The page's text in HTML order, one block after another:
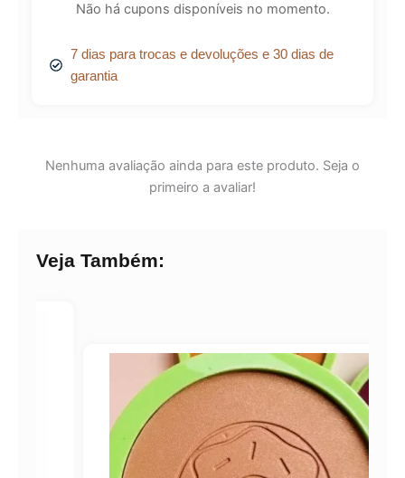
Não há cupons disponíveis no momento.
7 dias para trocas e devoluções e 30 dias de
garantia
Nenhuma avaliação ainda para este produto. Seja o
primeiro a avaliar!
Veja Também: